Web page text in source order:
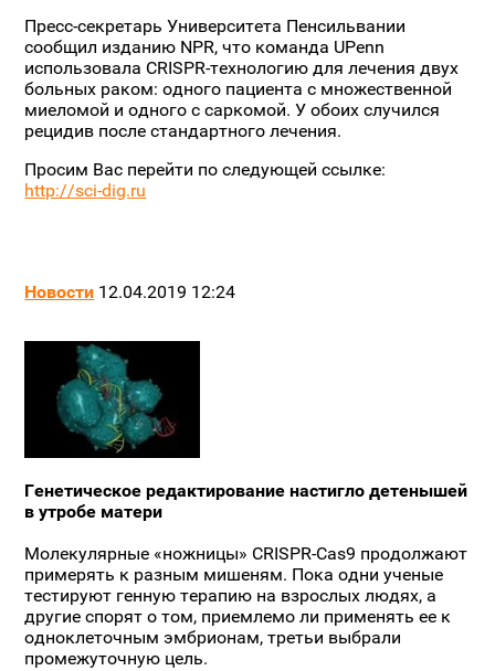
Пресс-секретарь Университета Пенсильвании
сообщил изданию NPR, что команда UPenn
использовала CRISPR-технологию для лечения двух
больных раком: одного пациента с множественной
миеломой и одного с саркомой. У обоих случился
рецидив после стандартного лечения.
Просим Вас перейти по следующей ссылке:
http://sci-dig.ru
Новости 12.04.2019 12:24
Генетическое редактирование настигло детенышей
в утробе матери
Молекулярные «ножницы» CRISPR-Cas9 продолжают
примерять к разным мишеням. Пока одни ученые
тестируют генную терапию на взрослых людях, а
другие спорят о том, приемлемо ли применять ее к
одноклеточным эмбрионам, третьи выбрали
промежуточную цель.